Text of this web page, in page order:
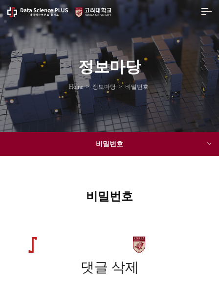
정보마당
Home> 정보마당 > 비밀번호
비밀번호
비밀번호
댓글 삭제